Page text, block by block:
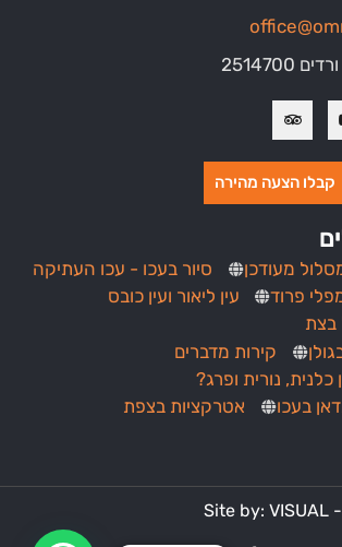
קבלו הצעה מהירה
מעודכן
סיור בעכו - עכו העתיקה
פרוד
עין ליאור ועין כובס
בצת
קירות מדברים
כלנית, נורית ופרג?
בעכו
אטרקציות בצפת
Site by: VISUAL